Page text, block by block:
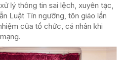
lý thông tin sai lệch, xuyên tạc,
Luật Tín ngưỡng, tôn giáo lần
của tổ chức, cá nhân khi